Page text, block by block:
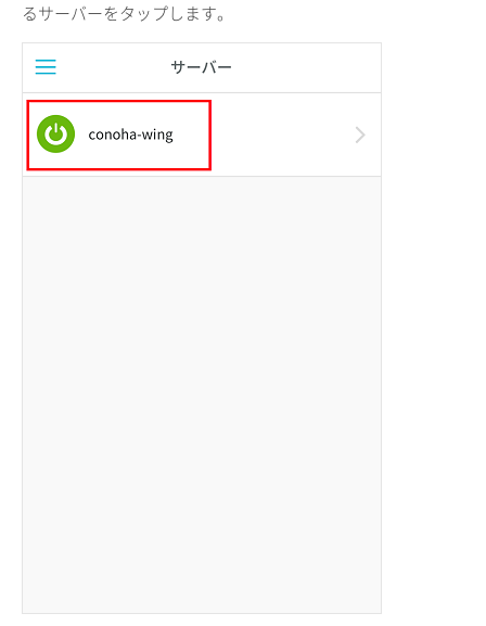
るサーバーをタップします。